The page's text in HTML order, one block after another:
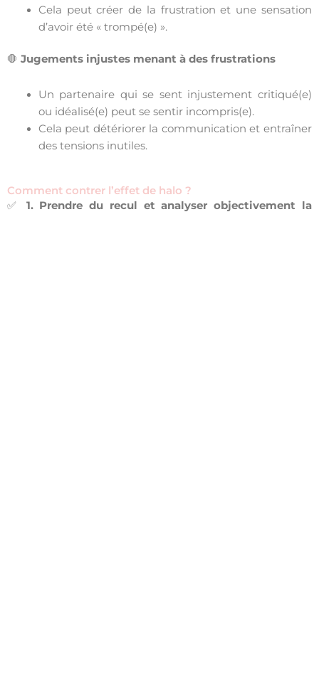
Cela peut créer de la frustration et une sensation
d’avoir été « trompé(e) ».
🛑 Jugements injustes menant à des frustrations
Un partenaire qui se sent injustement critiqué(e)
ou idéalisé(e) peut se sentir incompris(e).
Cela peut détériorer la communication et entraîner
des tensions inutiles.
Comment contrer l’effet de halo ?
✅ 1. Prendre du recul et analyser objectivement la